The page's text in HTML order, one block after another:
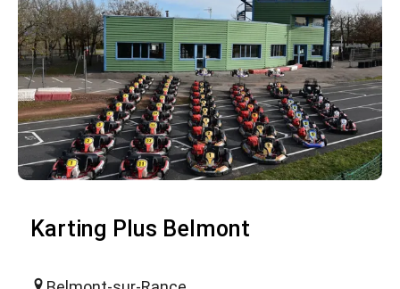
Karting Plus Belmont